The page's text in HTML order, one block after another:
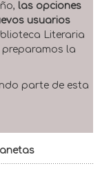
las opciones
usuarios
Literaria
la
parte de esta